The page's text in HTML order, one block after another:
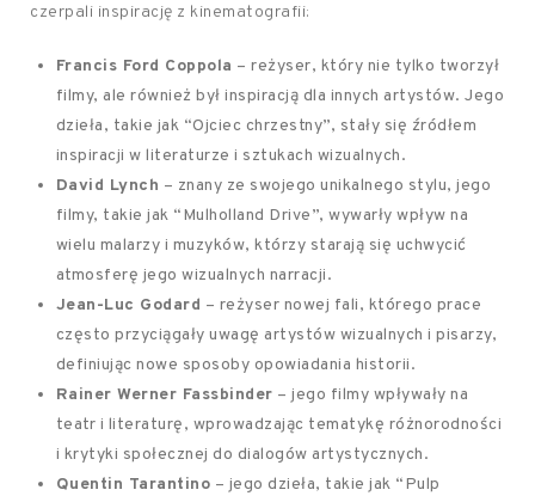
czerpali inspirację z kinematografii:
Francis Ford Coppola – reżyser, który nie tylko tworzył
filmy, ale również był inspiracją dla innych artystów. Jego
dzieła, takie jak “Ojciec chrzestny”, stały się źródłem
inspiracji w literaturze i sztukach wizualnych.
David Lynch – znany ze swojego unikalnego stylu, jego
filmy, takie jak “Mulholland Drive”, wywarły wpływ na
wielu malarzy i muzyków, którzy starają się uchwycić
atmosferę jego wizualnych narracji.
Jean-Luc Godard – reżyser nowej fali, którego prace
często przyciągały uwagę artystów wizualnych i pisarzy,
definiując nowe sposoby opowiadania historii.
Rainer Werner Fassbinder – jego filmy wpływały na
teatr i literaturę, wprowadzając tematykę różnorodności
i krytyki społecznej do dialogów artystycznych.
Quentin Tarantino – jego dzieła, takie jak “Pulp